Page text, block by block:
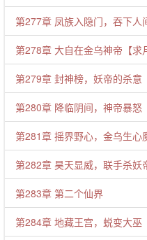
第277章 凤族入隐门，吞下人
第278章 大自在金乌神帝【求
第279章 封神榜，妖帝的杀意
第280章 降临阴间，神帝暴怒
第281章 摇界野心，金乌生心
第282章 昊天显威，联手杀妖
第283章 第二个仙界
第284章 地藏王宫，蜕变大巫